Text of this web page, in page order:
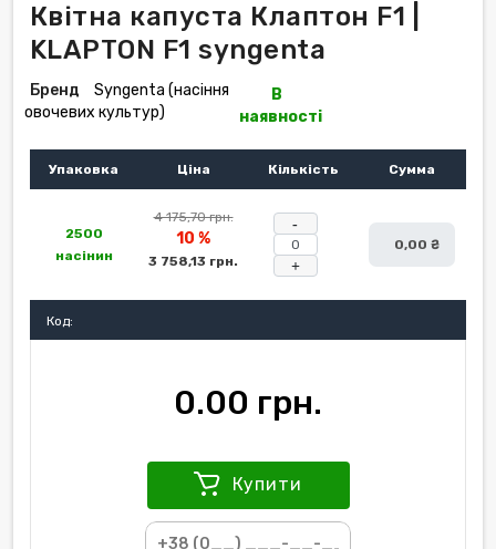
Квітна капуста Клаптон F1 |
KLAPTON F1 syngenta
Бренд
Syngenta (насіння
овочевих культур)
В
наявності
Упаковка Ціна Кількість Сумма
2500
насінин
4 175,70 грн.
10 %
3 758,13 грн. +
0,00 ₴
Код:
0.00 грн.
Купити